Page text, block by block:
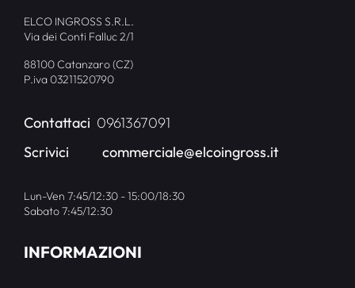
ELCO INGROSS S.R.L.
Via dei Conti Falluc 2/1
88100 Catanzaro (CZ)
P.iva 03211520790
Contattaci 0961367091
Scrivici
commerciale@elcoingross.it
Lun-Ven 7:45/12:30 - 15:00/18:30
Sabato 7:45/12:30
INFORMAZIONI